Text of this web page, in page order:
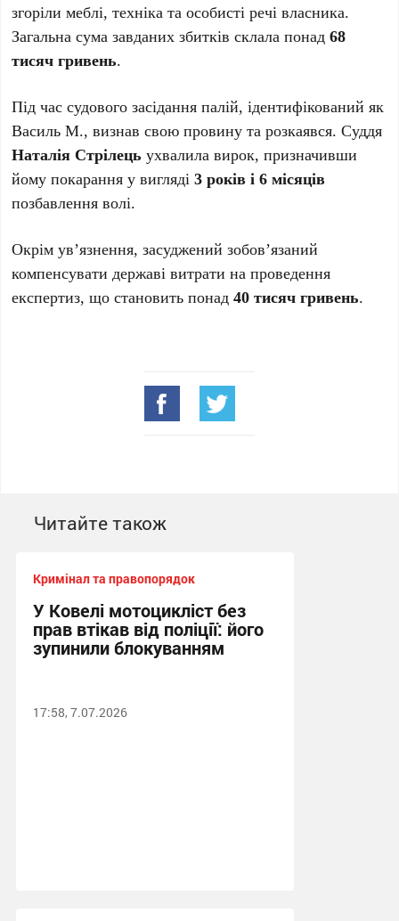
згоріли меблі, техніка та особисті речі власника.
Загальна сума завданих збитків склала понад68
тисяч гривень.
Під час судового засідання палій, ідентифікований як
Василь М., визнав свою провину та розкаявся. Суддя
Наталія Стрілець ухвалила вирок, призначивши
йому покарання у вигляді3 років і 6 місяців
позбавлення волі.
Окрім ув’язнення, засуджений зобов’язаний
компенсувати державі витрати на проведення
експертиз, що становить понад40 тисяч гривень.
Читайте також
Кримінал та правопорядок
У Ковелі мотоцикліст без
прав втікав від поліції: його
зупинили блокуванням
17:58, 7.07.2026